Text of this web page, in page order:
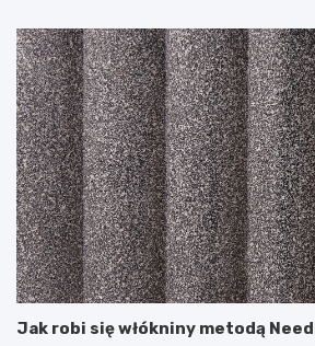
Jak robi się włókniny metodą